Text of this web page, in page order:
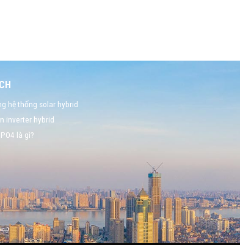
hệ thống solar hybrid
inverter hybrid
là gì?